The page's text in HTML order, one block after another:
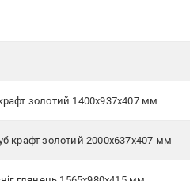
золотий 1400х937х407 мм
крафт золотий 2000х637х407 мм